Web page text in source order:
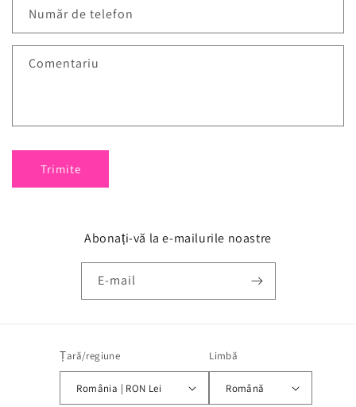
Număr de telefon
Comentariu
Trimite
Abonați-vă la e-mailurile noastre
E-mail
Țară/regiune
România | RON Lei
Limbă
Română